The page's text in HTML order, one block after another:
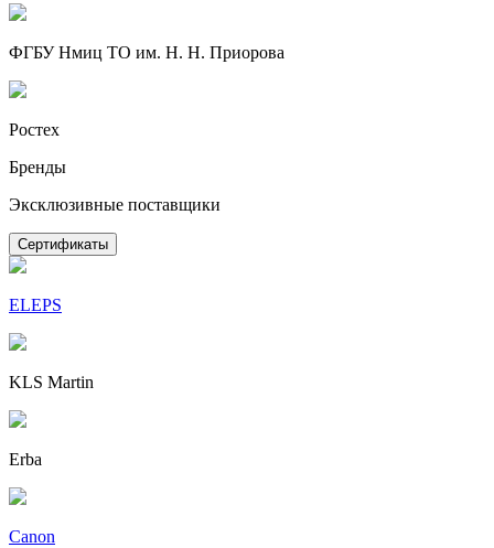
ФГБУ Нмиц ТО им. Н. Н. Приорова
Ростех
Бренды
Эксклюзивные поставщики
Сертификаты
ELEPS
KLS Martin
Erba
Canon